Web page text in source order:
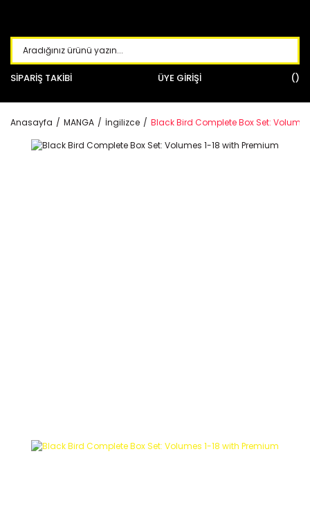
SİPARİŞ TAKİBİ ÜYE GİRİŞİ
Anasayfa MANGA İngilizce Black Bird Complete Box Set: